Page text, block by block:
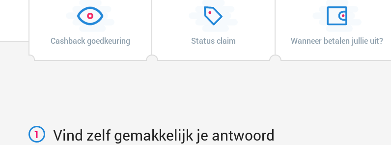
Cashback goedkeuring Status claim Wanneer betalen jullie uit?
1 Vind zelf gemakkelijk je antwoord